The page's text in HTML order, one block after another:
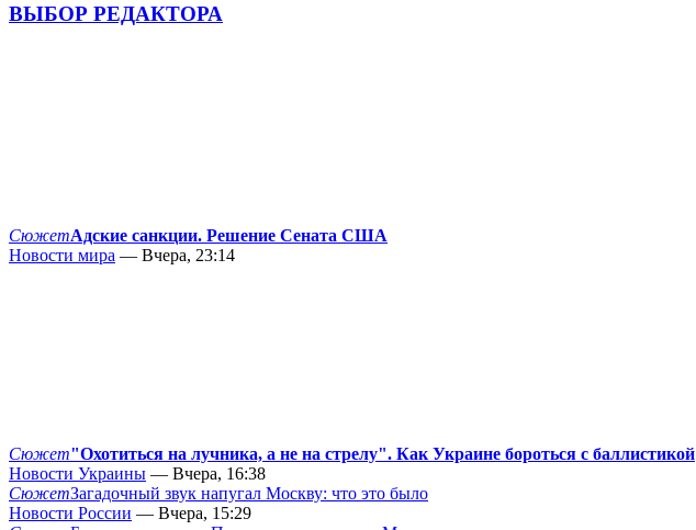
ВЫБОР РЕДАКТОРА
СюжетАдские санкции. Решение Сената США
Новости мира — Вчера, 23:14
Сюжет"Охотиться на лучника, а не на стрелу". Как Украине бороться с баллистикой
Новости Украины — Вчера, 16:38
СюжетЗагадочный звук напугал Москву: что это было
Новости России — Вчера, 15:29